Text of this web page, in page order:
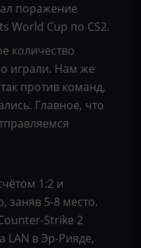
поражение
World Cup по CS2.
количество
играли. Нам же
против команд,
Главное, что
1:2 и
заняв 5-8 место.
Strike 2
LAN в Эр-Рияде,